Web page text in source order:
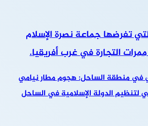
تفرضها جماعة نصرة الإسلام
التجارة في غرب أفريقيا.
في منطقة الساحل: هجوم مطار نيامي
لتنظيم الدولة الإسلامية في الساحل